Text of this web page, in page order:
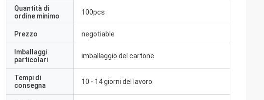
Quantità di
ordine minimo
100pcs
Prezzo negotiable
Imballaggi
particolari
imballaggio del cartone
Tempi di
consegna
10 - 14 giorni del lavoro